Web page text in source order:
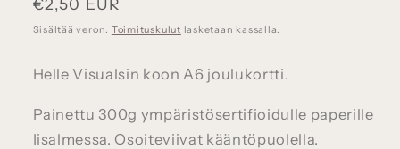
Normaalihinta
€2,50 EUR
Sisältää veron. Toimituskulut lasketaan kassalla.
Helle Visualsin koon A6 joulukortti.
Painettu 300g ympäristösertifioidulle paperille
Iisalmessa. Osoiteviivat kääntöpuolella.